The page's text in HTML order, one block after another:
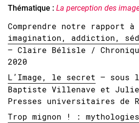
Thématique :La perception des
Comprendre notre rapport
imagination, addiction,
– Claire Bélisle /
2020
L’Image, le secret – sous
Baptiste Villenave et
Presses universitaires de
Trop mignon ! :